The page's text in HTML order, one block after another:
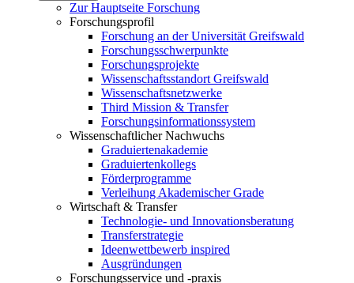
Zur Hauptseite Forschung
Forschungsprofil
Forschung an der Universität Greifswald
Forschungsschwerpunkte
Forschungsprojekte
Wissenschaftsstandort Greifswald
Wissenschaftsnetzwerke
Third Mission & Transfer
Forschungsinformationssystem
Wissenschaftlicher Nachwuchs
Graduiertenakademie
Graduiertenkollegs
Förderprogramme
Verleihung Akademischer Grade
Wirtschaft & Transfer
Technologie- und Innovationsberatung
Transferstrategie
Ideenwettbewerb inspired
Ausgründungen
Forschungsservice und -praxis